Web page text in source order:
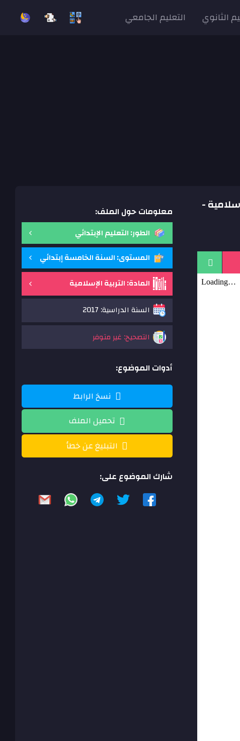
الثانوي التعليم الجامعي
- معلومات حول الملف:
الطور: التعليم الإبتدائي
المستوى: السنة الخامسة إبتدائي
المادة: التربية الإسلامية
السنة الدراسية: 2017
التصحيح: غير متوفر
أدوات الموضوع:
نسخ الرابط
تحميل الملف
التبليغ عن خطأ
شارك الموضوع على: